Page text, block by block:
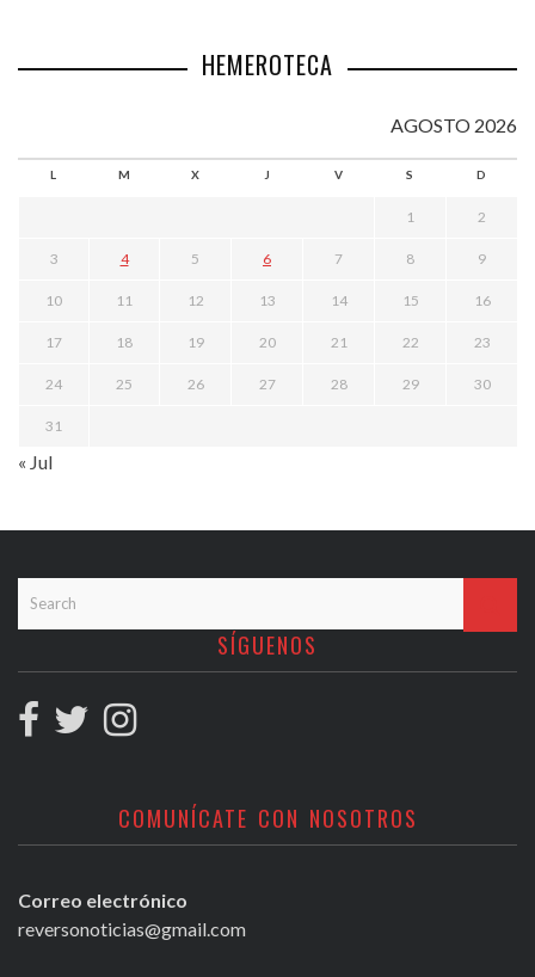
HEMEROTECA
AGOSTO 2026
L M X J V S D
1 2
3 4 5 6 7 8 9
10 11 12 13 14 15 16
17 18 19 20 21 22 23
24 25 26 27 28 29 30
31
« Jul
SÍGUENOS
COMUNÍCATE CON NOSOTROS
Correo electrónico
reversonoticias@gmail.com